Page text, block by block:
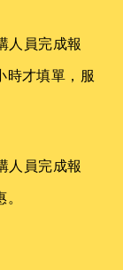
人員完成報
時才填單，服
人員完成報